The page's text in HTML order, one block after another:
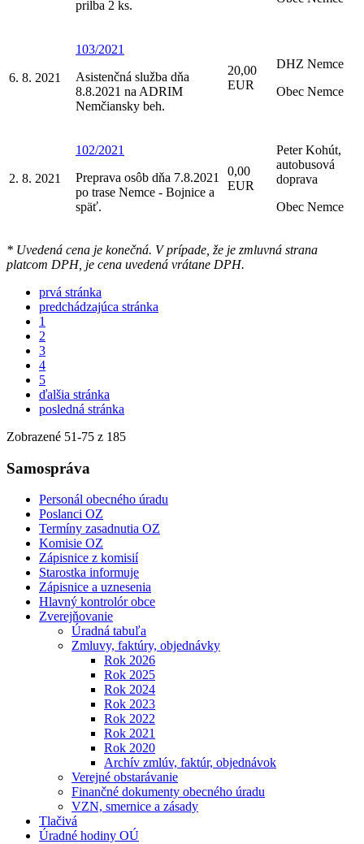
prilba 2 ks.
6. 8. 2021
103/2021
Asistenčná služba dňa
8.8.2021 na ADRIM
Nemčiansky beh.
20,00
EUR
DHZ Nemce
Obec Nemce
2. 8. 2021
102/2021
Preprava osôb dňa 7.8.2021
po trase Nemce - Bojnice a
späť.
0,00
EUR
Peter Kohút,
autobusová
doprava
Obec Nemce
* Uvedená cena je konečná. V prípade, že je zmluvná strana
platcom DPH, je cena uvedená vrátane DPH.
prvá stránka
predchádzajúca stránka
1
2
3
4
5
ďalšia stránka
posledná stránka
Zobrazené 51-75 z 185
Samospráva
Personál obecného úradu
Poslanci OZ
Termíny zasadnutia OZ
Komisie OZ
Zápisnice z komisií
Starostka informuje
Zápisnice a uznesenia
Hlavný kontrolór obce
Zverejňovanie
Úradná tabuľa
Zmluvy, faktúry, objednávky
Rok 2026
Rok 2025
Rok 2024
Rok 2023
Rok 2022
Rok 2021
Rok 2020
Archív zmlúv, faktúr, objednávok
Verejné obstarávanie
Finančné dokumenty obecného úradu
VZN, smernice a zásady
Tlačivá
Úradné hodiny OÚ